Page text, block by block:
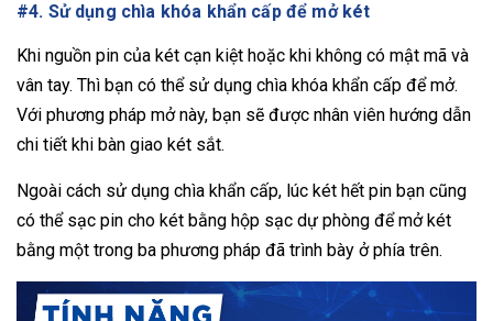
#4. Sử dụng chìa khóa khẩn cấp để mở két
Khi nguồn pin của két cạn kiệt hoặc khi không có mật mã và
vân tay. Thì bạn có thể sử dụng chìa khóa khẩn cấp để mở.
Với phương pháp mở này, bạn sẽ được nhân viên hướng dẫn
chi tiết khi bàn giao két sắt.
Ngoài cách sử dụng chìa khẩn cấp, lúc két hết pin bạn cũng
có thể sạc pin cho két bằng hộp sạc dự phòng để mở két
bằng một trong ba phương pháp đã trình bày ở phía trên.